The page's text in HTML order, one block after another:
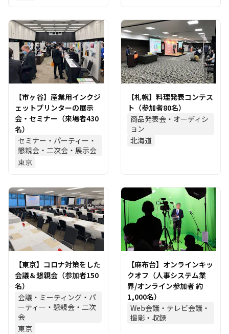
【市ヶ谷】産業用インクジ
ェットプリンターの展示
会・セミナー（来場者430
名）
セミナー・パーティー・
懇親会・二次会・展示会
東京
【札幌】料理発表コンテス
ト（参加者80名）
商品発表会・オーディシ
ョン
北海道
【東京】コロナ対策をした
会議＆懇親会（参加者150
名）
会議・ミーティング・パ
ーティー・懇親会・二次
会
東京
【麻布台】オンラインキッ
クオフ（人事システム業
界/オンライン参加者 約
1,000名）
Web会議・テレビ会議・
撮影・収録